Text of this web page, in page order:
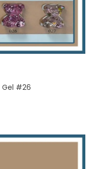
Gel #26